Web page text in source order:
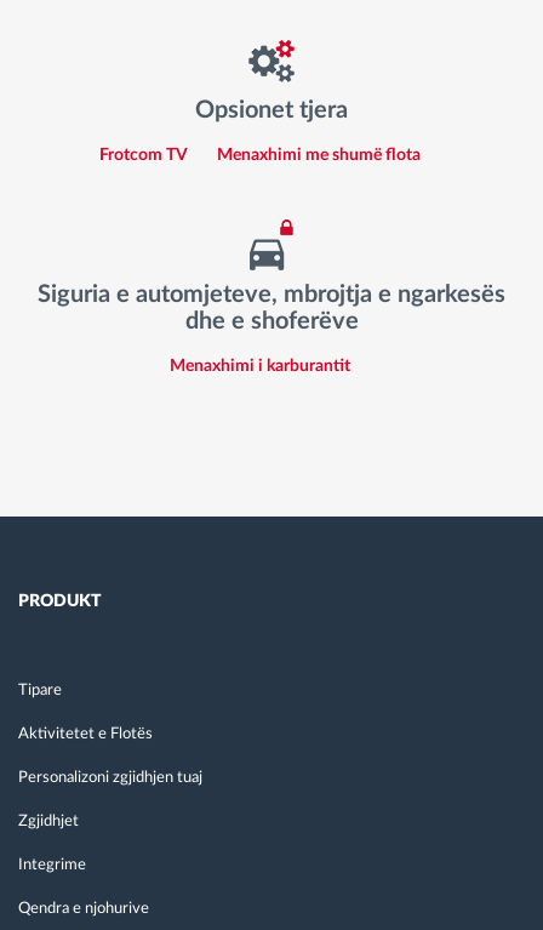
Opsionet tjera
Frotcom TV Menaxhimi me shumë flota
Siguria e automjeteve, mbrojtja e ngarkesës
dhe e shoferëve
Menaxhimi i karburantit
PRODUKT
Tipare
Aktivitetet e Flotës
Personalizoni zgjidhjen tuaj
Zgjidhjet
Integrime
Qendra e njohurive